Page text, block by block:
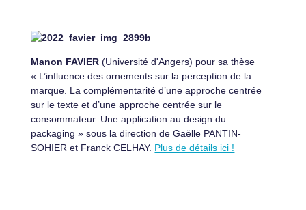
Manon FAVIER(Université d'Angers) pour sa thèse
« L’influence des ornements sur la perception de la
marque. La complémentarité d’une approche centrée
sur le texte et d’une approche centrée sur le
consommateur. Une application au design du
packaging » sous la direction de Gaëlle PANTIN-
SOHIER et Franck CELHAY. Plus de détails ici !